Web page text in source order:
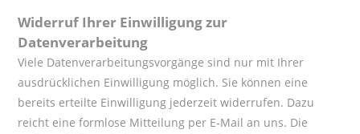
Widerruf Ihrer Einwilligung zur
Datenverarbeitung
Viele Datenverarbeitungsvorgänge sind nur mit Ihrer
ausdrücklichen Einwilligung möglich. Sie können eine
bereits erteilte Einwilligung jederzeit widerrufen. Dazu
reicht eine formlose Mitteilung per E-Mail an uns. Die